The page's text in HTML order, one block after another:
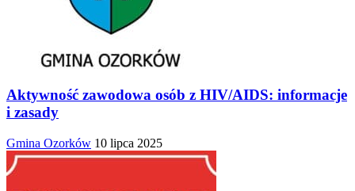
Aktywność zawodowa osób z HIV/AIDS: informacje
i zasady
Gmina Ozorków 10 lipca 2025